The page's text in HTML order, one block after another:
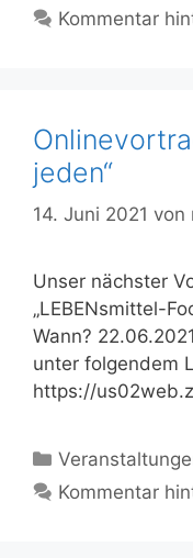
Kommentar
jeden“
14. Juni 2021 von
Unser nächster
„LEBENsmittel-
Wann?
unter folgendem
https://
Kategorien
Kommentar